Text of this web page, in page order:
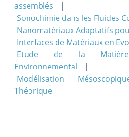
assemblés
Sonochimie dans les Fluides
Nanomatériaux Adaptatifs
Interfaces de Matériaux en
Etude de la
Environnemental
Modélisation
Théorique